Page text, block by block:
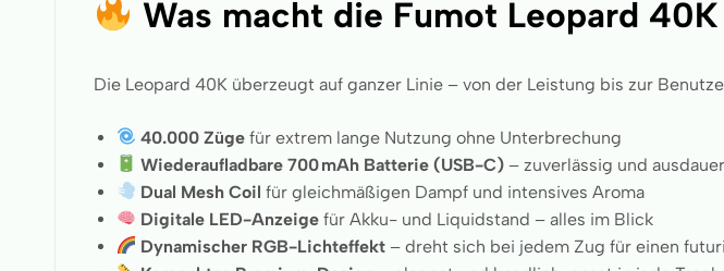
Was macht die Fumot Leopard
Die Leopard 40K überzeugt auf ganzer Linie – von der Leistung bis zur
40.000 Züge für extrem lange Nutzung ohne Unterbrechung
Wiederaufladbare 700 mAh Batterie (USB-C) – zuverlässig und
Dual Mesh Coil für gleichmäßigen Dampf und intensives Aroma
Digitale LED-Anzeige für Akku- und Liquidstand – alles im Blick
Dynamischer RGB-Lichteffekt – dreht sich bei jedem Zug für einen